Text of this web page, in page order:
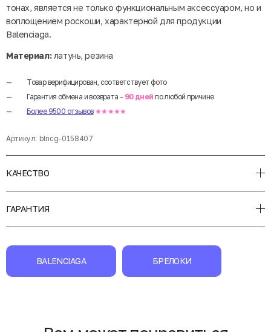
тонах, является не только функциональным аксессуаром, но и
воплощением роскоши, характерной для продукции
Balenciaga.
Материал:латунь, резина
Товар верифицирован, соответствует фото
Гарантия обмена и возврата - 90 дней по любой причине
Более 9500 отзывов ★★★★★
Артикул: blncg-0158407
КАЧЕСТВО
ГАРАНТИЯ
BALENCIAGA БРЕЛОКИ